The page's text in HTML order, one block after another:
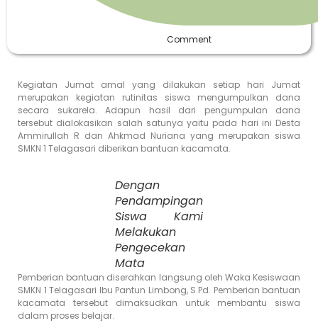
Comment
Kegiatan Jumat amal yang dilakukan setiap hari Jumat
merupakan kegiatan rutinitas siswa mengumpulkan dana
secara sukarela. Adapun hasil dari pengumpulan dana
tersebut dialokasikan salah satunya yaitu pada hari ini Desta
Ammirullah R dan Ahkmad Nuriana yang merupakan siswa
SMKN 1 Telagasari diberikan bantuan kacamata.
Dengan
Pendampingan
Siswa Kami
Melakukan
Pengecekan
Mata
Pemberian bantuan diserahkan langsung oleh Waka Kesiswaan
SMKN 1 Telagasari Ibu Pantun Limbong, S.Pd. Pemberian bantuan
kacamata tersebut dimaksudkan untuk membantu siswa
dalam proses belajar.